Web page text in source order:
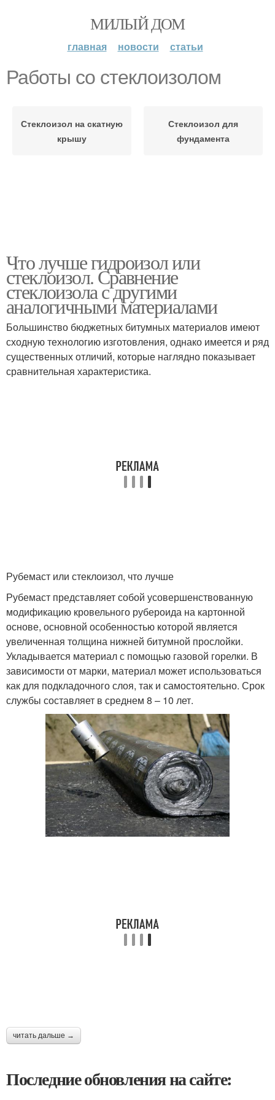
МИЛЫЙ ДОМ
главная новости статьи
Работы со стеклоизолом
Стеклоизол на скатную
крышу
Стеклоизол для
фундамента
Что лучше гидроизол или
стеклоизол. Сравнение
стеклоизола с другими
аналогичными материалами
Большинство бюджетных битумных материалов имеют
сходную технологию изготовления, однако имеется и ряд
существенных отличий, которые наглядно показывает
сравнительная характеристика.
Рубемаст или стеклоизол, что лучше
Рубемаст представляет собой усовершенствованную
модификацию кровельного рубероида на картонной
основе, основной особенностью которой является
увеличенная толщина нижней битумной прослойки.
Укладывается материал с помощью газовой горелки. В
зависимости от марки, материал может использоваться
как для подкладочного слоя, так и самостоятельно. Срок
службы составляет в среднем 8 – 10 лет.
читать дальше →
Последние обновления на сайте: